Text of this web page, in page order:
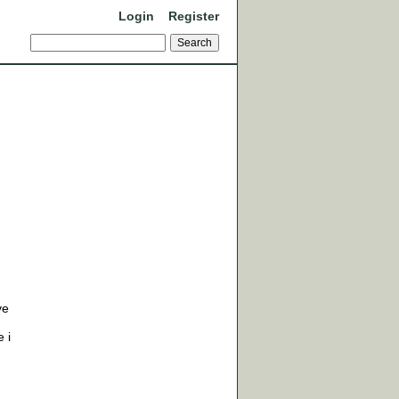
Login Register
i